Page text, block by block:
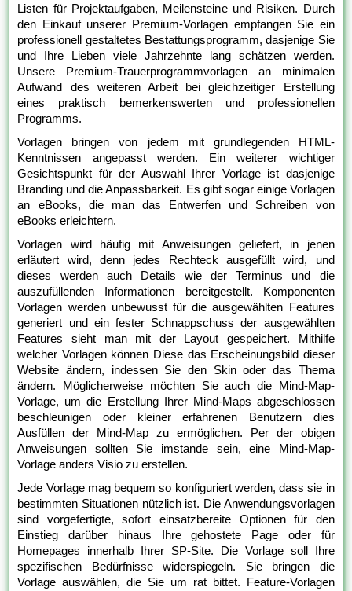
Listen für Projektaufgaben, Meilensteine und Risiken. Durch
den Einkauf unserer Premium-Vorlagen empfangen Sie ein
professionell gestaltetes Bestattungsprogramm, dasjenige Sie
und Ihre Lieben viele Jahrzehnte lang schätzen werden.
Unsere Premium-Trauerprogrammvorlagen an minimalen
Aufwand des weiteren Arbeit bei gleichzeitiger Erstellung
eines praktisch bemerkenswerten und professionellen
Programms.
Vorlagen bringen von jedem mit grundlegenden HTML-
Kenntnissen angepasst werden. Ein weiterer wichtiger
Gesichtspunkt für der Auswahl Ihrer Vorlage ist dasjenige
Branding und die Anpassbarkeit. Es gibt sogar einige Vorlagen
an eBooks, die man das Entwerfen und Schreiben von
eBooks erleichtern.
Vorlagen wird häufig mit Anweisungen geliefert, in jenen
erläutert wird, denn jedes Rechteck ausgefüllt wird, und
dieses werden auch Details wie der Terminus und die
auszufüllenden Informationen bereitgestellt. Komponenten
Vorlagen werden unbewusst für die ausgewählten Features
generiert und ein fester Schnappschuss der ausgewählten
Features sieht man mit der Layout gespeichert. Mithilfe
welcher Vorlagen können Diese das Erscheinungsbild dieser
Website ändern, indessen Sie den Skin oder das Thema
ändern. Möglicherweise möchten Sie auch die Mind-Map-
Vorlage, um die Erstellung Ihrer Mind-Maps abgeschlossen
beschleunigen oder kleiner erfahrenen Benutzern dies
Ausfüllen der Mind-Map zu ermöglichen. Per der obigen
Anweisungen sollten Sie imstande sein, eine Mind-Map-
Vorlage anders Visio zu erstellen.
Jede Vorlage mag bequem so konfiguriert werden, dass sie in
bestimmten Situationen nützlich ist. Die Anwendungsvorlagen
sind vorgefertigte, sofort einsatzbereite Optionen für den
Einstieg darüber hinaus Ihre gehostete Page oder für
Homepages innerhalb Ihrer SP-Site. Die Vorlage soll Ihre
spezifischen Bedürfnisse widerspiegeln. Sie bringen die
Vorlage auswählen, die Sie um rat bittet. Feature-Vorlagen